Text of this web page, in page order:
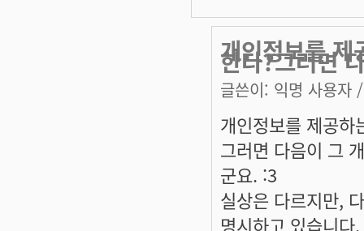
개인정보를 제
한다?그러면
글쓴이: 익명 사용자
개인정보를 제공하
그러면 다음이 그
군요. :3
실상은 다르지만,
명시하고 있습니다.